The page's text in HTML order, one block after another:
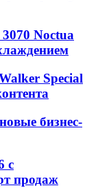
Noctua
Special
бизнес-
с
продаж